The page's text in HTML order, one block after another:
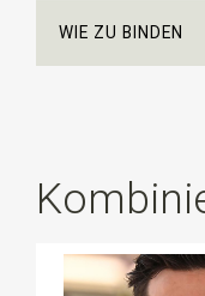
WIE ZU BINDEN